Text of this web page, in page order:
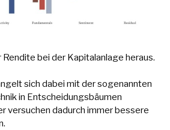
bei der Kapitalanlage heraus.
sich dabei mit der sogenannten
in Entscheidungsbäumen
versuchen dadurch immer bessere